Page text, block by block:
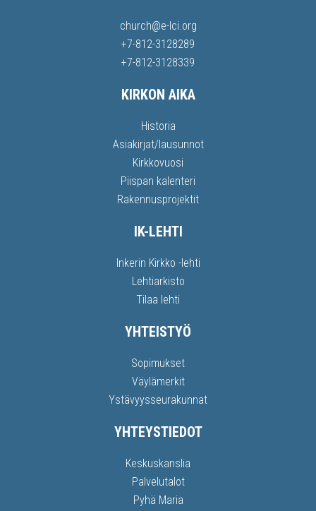
church@e-lci.org
+7-812-3128289
+7-812-3128339
KIRKON AIKA
Historia
Asiakirjat/lausunnot
Kirkkovuosi
Piispan kalenteri
Rakennusprojektit
IK-LEHTI
Inkerin Kirkko -lehti
Lehtiarkisto
Tilaa lehti
YHTEISTYÖ
Sopimukset
Väylämerkit
Ystävyysseurakunnat
YHTEYSTIEDOT
Keskuskanslia
Palvelutalot
Pyhä Maria